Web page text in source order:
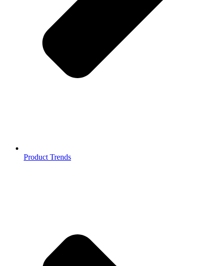
Product Trends